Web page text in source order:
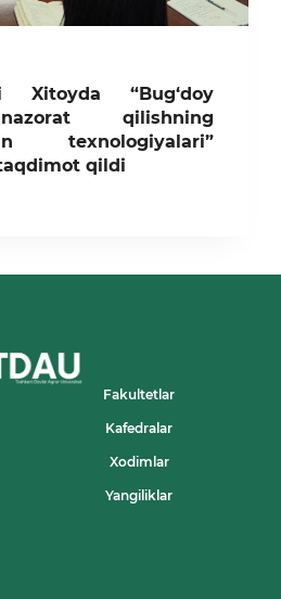
Xitoyda “Bug‘doy
qilishning
texnologiyalari”
qildi
Fakultetlar
Kafedralar
Xodimlar
Yangiliklar